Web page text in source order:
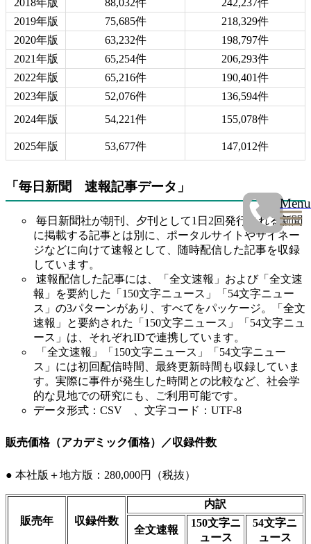
Menu
2019年版
75,685件
218,329件
2020年版
63,232件
198,797件
2021年版
65,254件
206,293件
2022年版
65,216件
190,401件
2023年版
52,076件
136,594件
2024年版
54,221件 155,078件
2025年版 53,677件 147,012件
「毎日新聞 速報記事データ」
毎日新聞社が朝刊、夕刊として1日2回発行される新聞
に掲載する記事とは別に、ポータルサイトやサイネー
ジなどに向けて速報として、随時配信した記事を収録
しています。
速報配信した記事には、「全文速報」および「全文速
報」を要約した「150文字ニュース」「54文字ニュー
ス」の3パターンがあり、すべてをパッケージ。「全文
速報」と要約された「150文字ニュース」「54文字ニュ
ース」は、それぞれIDで連携しています。
「全文速報」「150文字ニュース」「54文字ニュー
ス」には初回配信時間、最終更新時間も収録していま
す。実際に事件が発生した時間との比較など、社会学
的な見地での研究にも、ご利用可能です。
データ形式：CSV 、文字コード：UTF-8
販売価格（アカデミック価格）／収録件数
● 本社版＋地方版：280,000円（税抜）
販売年 収録件数
内訳
全文速報
150文字ニ
ュース
54文字ニ
ュース